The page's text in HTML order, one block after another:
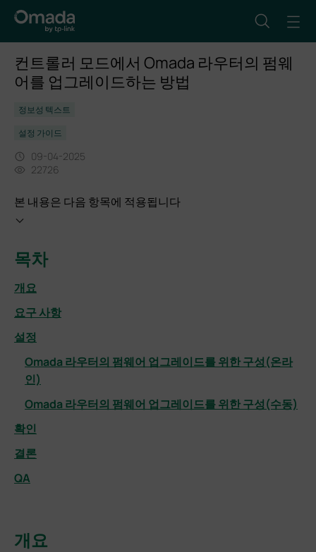
컨트롤러 모드에서 Omada 라우터의 펌웨
어를 업그레이드하는 방법
정보성 텍스트
설정 가이드
09-04-2025
22726
본 내용은 다음 항목에 적용됩니다
목차
개요
요구 사항
설정
Omada 라우터의 펌웨어 업그레이드를 위한 구성(온라
인)
Omada 라우터의 펌웨어 업그레이드를 위한 구성(수동)
확인
결론
QA
개요